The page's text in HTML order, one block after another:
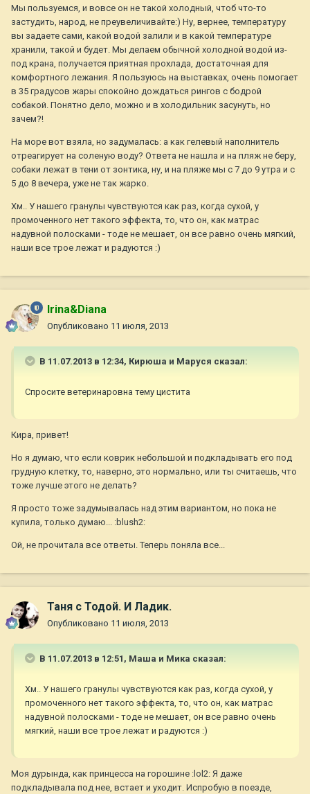
Мы пользуемся, и вовсе он не такой холодный, чтоб что-то
застудить, народ, не преувеличивайте:) Ну, вернее, температуру
вы задаете сами, какой водой залили и в какой температуре
хранили, такой и будет. Мы делаем обычной холодной водой из-
под крана, получается приятная прохлада, достаточная для
комфортного лежания. Я пользуюсь на выставках, очень помогает
в 35 градусов жары спокойно дождаться рингов с бодрой
собакой. Понятно дело, можно и в холодильник засунуть, но
зачем?!
На море вот взяла, но задумалась: а как гелевый наполнитель
отреагирует на соленую воду? Ответа не нашла и на пляж не беру,
собаки лежат в тени от зонтика, ну, и на пляже мы с 7 до 9 утра и с
5 до 8 вечера, уже не так жарко.
Хм.. У нашего гранулы чувствуются как раз, когда сухой, у
промоченного нет такого эффекта, то, что он, как матрас
надувной полосками - тоде не мешает, он все равно очень мягкий,
наши все трое лежат и радуются :)
Irina&Diana
Опубликовано 11 июля, 2013
В 11.07.2013 в 12:34, Кирюша и Маруся сказал:
Спросите ветеринаровна тему цистита
Кира, привет!
Но я думаю, что если коврик небольшой и подкладывать его под
грудную клетку, то, наверно, это нормально, или ты считаешь, что
тоже лучше этого не делать?
Я просто тоже задумывалась над этим вариантом, но пока не
купила, только думаю... :blush2:
Ой, не прочитала все ответы. Теперь поняла все...
Таня с Тодой. И Ладик.
Опубликовано 11 июля, 2013
В 11.07.2013 в 12:51, Маша и Мика сказал:
Хм.. У нашего гранулы чувствуются как раз, когда сухой, у
промоченного нет такого эффекта, то, что он, как матрас
надувной полосками - тоде не мешает, он все равно очень
мягкий, наши все трое лежат и радуются :)
Моя дурында, как принцесса на горошине :lol2: Я даже
подкладывала под нее, встает и уходит. Испробую в поезде,